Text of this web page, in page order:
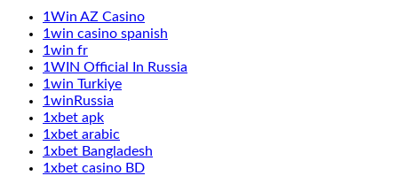
1Win AZ Casino
1win casino spanish
1win fr
1WIN Official In Russia
1win Turkiye
1winRussia
1xbet apk
1xbet arabic
1xbet Bangladesh
1xbet casino BD